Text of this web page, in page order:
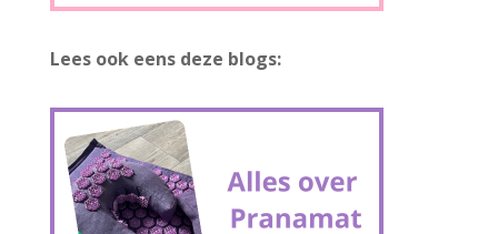
Lees ook eens deze blogs: